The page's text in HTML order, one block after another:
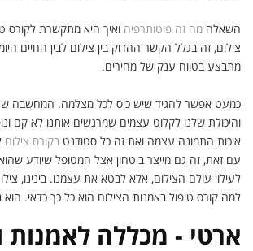
השאלה מה זה פוטותרפיה ואיך היא מתקשרת לקורס
צילום, זה בגלל הקשר ההדוק בין צילום לבין החיים
מתבצע בטווח ענק של מחירים.
כמעט אפשר להגיד שיש כיס לכל מצלמה. המחשבה
והיכולת שלנו לקלוט עצמים שמרגשים אותנו לא קם
איכות התמונה עצמה ואת זה כל סטודנט בקורס צילום
עם זאת, זה גם מייצר ביטחון אצל המטופל שיודע
לעילוי עולם הצילום, אלא לבטא את עצמנו. בינינו,
למה קורס טיפול באמנות הצילום הוא כל כך כדאי. הוא
ארטי - מכללה לאמנות